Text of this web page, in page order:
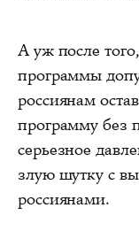
А уж после
программы
россиянам
программу без
серьезное
злую шутку с
россиянами.